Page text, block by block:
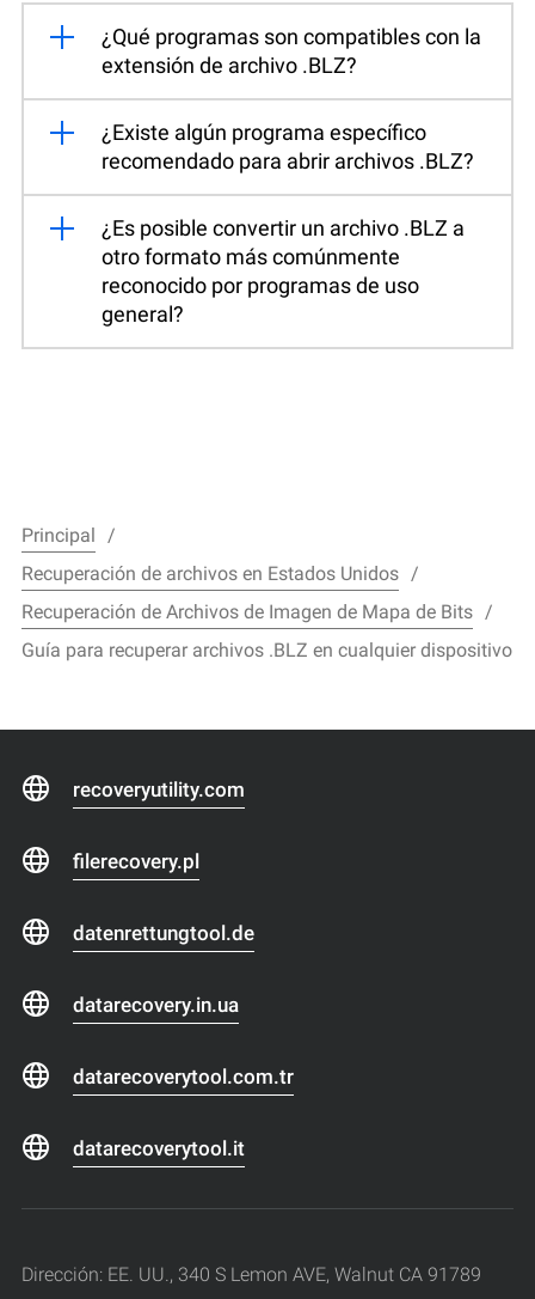
¿Qué programas son compatibles con la
extensión de archivo .BLZ?
¿Existe algún programa específico
recomendado para abrir archivos .BLZ?
¿Es posible convertir un archivo .BLZ a
otro formato más comúnmente
reconocido por programas de uso
general?
Principal
Recuperación de archivos en Estados Unidos
Recuperación de Archivos de Imagen de Mapa de Bits
Guía para recuperar archivos .BLZ en cualquier dispositivo
recoveryutility.com
filerecovery.pl
datenrettungtool.de
datarecovery.in.ua
datarecoverytool.com.tr
datarecoverytool.it
Dirección: EE. UU., 340 S Lemon AVE, Walnut CA 91789